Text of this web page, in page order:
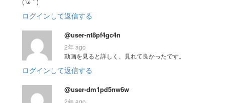
ログインして返信する
@user-nt8pf4gc4n
2年 ago
動画を見ると詳しく、見れて良かったです。
ログインして返信する
@user-dm1pd5nw6w
2年 ago